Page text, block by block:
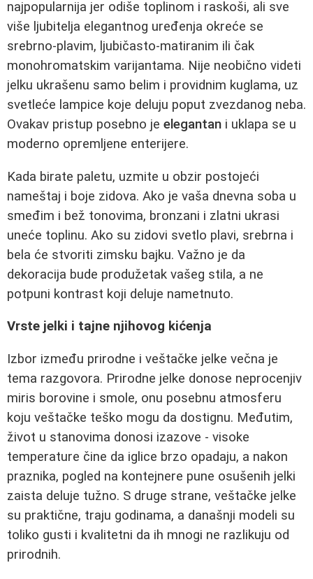
najpopularnija jer odiše toplinom i raskoši, ali sve
više ljubitelja elegantnog uređenja okreće se
srebrno-plavim, ljubičasto-matiranim ili čak
monohromatskim varijantama. Nije neobično videti
jelku ukrašenu samo belim i providnim kuglama, uz
svetleće lampice koje deluju poput zvezdanog neba.
Ovakav pristup posebno je elegantan i uklapa se u
moderno opremljene enterijere.
Kada birate paletu, uzmite u obzir postojeći
nameštaj i boje zidova. Ako je vaša dnevna soba u
smeđim i bež tonovima, bronzani i zlatni ukrasi
uneće toplinu. Ako su zidovi svetlo plavi, srebrna i
bela će stvoriti zimsku bajku. Važno je da
dekoracija bude produžetak vašeg stila, a ne
potpuni kontrast koji deluje nametnuto.
Vrste jelki i tajne njihovog kićenja
Izbor između prirodne i veštačke jelke večna je
tema razgovora. Prirodne jelke donose neprocenjiv
miris borovine i smole, onu posebnu atmosferu
koju veštačke teško mogu da dostignu. Međutim,
život u stanovima donosi izazove - visoke
temperature čine da iglice brzo opadaju, a nakon
praznika, pogled na kontejnere pune osušenih jelki
zaista deluje tužno. S druge strane, veštačke jelke
su praktične, traju godinama, a današnji modeli su
toliko gusti i kvalitetni da ih mnogi ne razlikuju od
prirodnih.